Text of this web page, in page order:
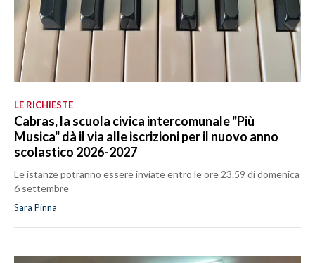
LE RICHIESTE
Cabras, la scuola civica intercomunale "Più
Musica" dà il via alle iscrizioni per il nuovo anno
scolastico 2026-2027
Le istanze potranno essere inviate entro le ore 23.59 di domenica
6 settembre
Sara Pinna